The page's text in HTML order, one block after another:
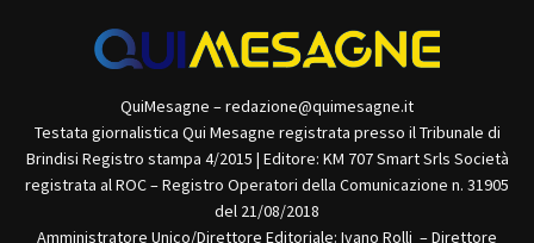
QuiMesagne – redazione@quimesagne.it
Testata giornalistica Qui Mesagne registrata presso il Tribunale di
Brindisi Registro stampa 4/2015 | Editore: KM 707 Smart Srls Società
registrata al ROC – Registro Operatori della Comunicazione n. 31905
del 21/08/2018
Amministratore Unico/Direttore Editoriale: Ivano Rolli – Direttore